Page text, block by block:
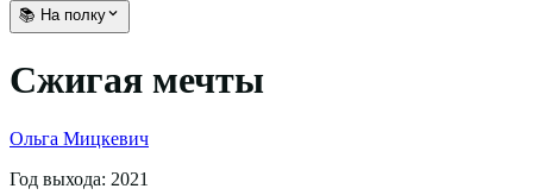
📚 На полку
Сжигая мечты
Ольга Мицкевич
Год выхода: 2021